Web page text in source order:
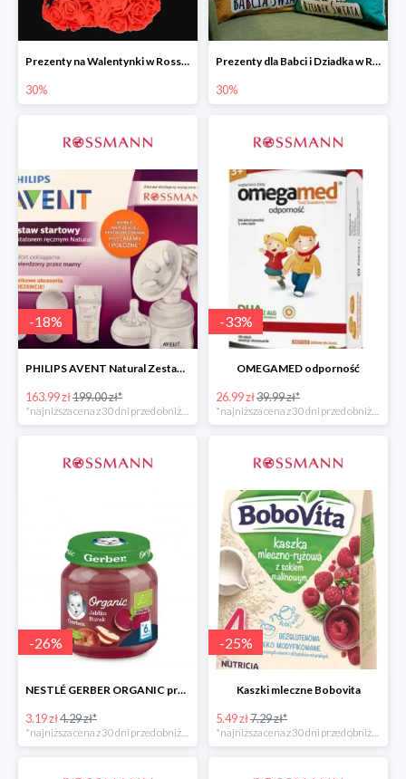
Prezenty na Walentynki w Rossmannie do -30%
30%
Prezenty dla Babci i Dziadka w Rossmannie do -30%
30%
-18%
PHILIPS AVENT Natural Zestaw Startowy
163.99 zł199.00 zł*
*najniższa cena z 30 dni przed obniżką
-33%
OMEGAMED odporność
26.99 zł39.99 zł*
*najniższa cena z 30 dni przed obniżką
-26%
NESTLÉ GERBER ORGANIC przeciery i deserki owocowe
3.19 zł4.29 zł*
-25%
Kaszki mleczne Bobovita
5.49 zł7.29 zł*